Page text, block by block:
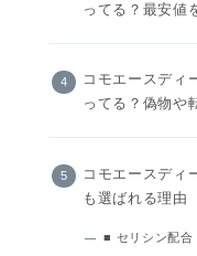
ってる？最安値
コモエースディ
ってる？偽物や
コモエースディ
も選ばれる理由
■ セリシン配合